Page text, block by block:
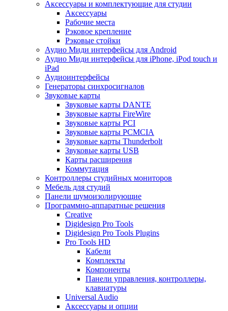
Аксессуары и комплектующие для студии
Аксессуары
Рабочие места
Рэковое крепление
Рэковые стойки
Аудио Миди интерфейсы для Android
Аудио Миди интерфейсы для iPhone, iPod touch и
iPad
Аудиоинтерфейсы
Генераторы синхросигналов
Звуковые карты
Звуковые карты DANTE
Звуковые карты FireWire
Звуковые карты PCI
Звуковые карты PCMCIA
Звуковые карты Thunderbolt
Звуковые карты USB
Карты расширения
Коммутация
Контроллеры студийных мониторов
Мебель для студий
Панели шумоизолирующие
Программно-аппаратные решения
Creative
Digidesign Pro Tools
Digidesign Pro Tools Plugins
Pro Tools HD
Кабели
Комплекты
Компоненты
Панели управления, контроллеры,
клавиатуры
Universal Audio
Аксессуары и опции